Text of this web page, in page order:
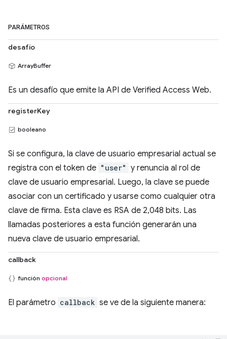
PARÁMETROS
desafío
ArrayBuffer
Es un desafío que emite la API de Verified Access Web.
registerKey
booleano
Si se configura, la clave de usuario empresarial actual se
registra con el token de "user" y renuncia al rol de
clave de usuario empresarial. Luego, la clave se puede
asociar con un certificado y usarse como cualquier otra
clave de firma. Esta clave es RSA de 2,048 bits. Las
llamadas posteriores a esta función generarán una
nueva clave de usuario empresarial.
callback
función opcional
El parámetro callback se ve de la siguiente manera: